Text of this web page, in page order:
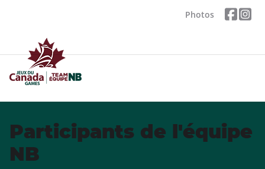
Photos
Participants de l'équipe
NB